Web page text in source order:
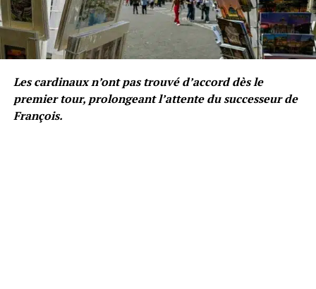
Les cardinaux n’ont pas trouvé d’accord dès le
premier tour, prolongeant l’attente du successeur de
François.